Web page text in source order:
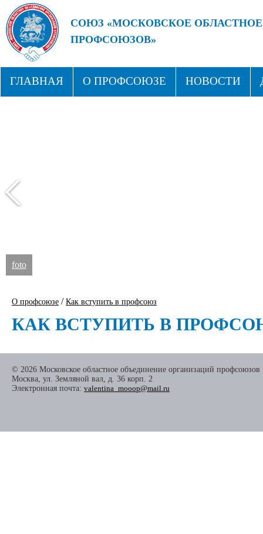
СОЮЗ «МОСКОВСКОЕ
ПРОФСОЮЗОВ»
ГЛАВНАЯ О ПРОФСОЮЗЕ НОВОСТИ
foto
О профсоюзе / Как вступить в профсоюз
КАК ВСТУПИТЬ В
© 2026 Московское областное объединение организаций профсоюзов
Москва, ул. Земляной вал, д. 36 корп. 2
Электронная почта: valentina_mooop@mail.ru